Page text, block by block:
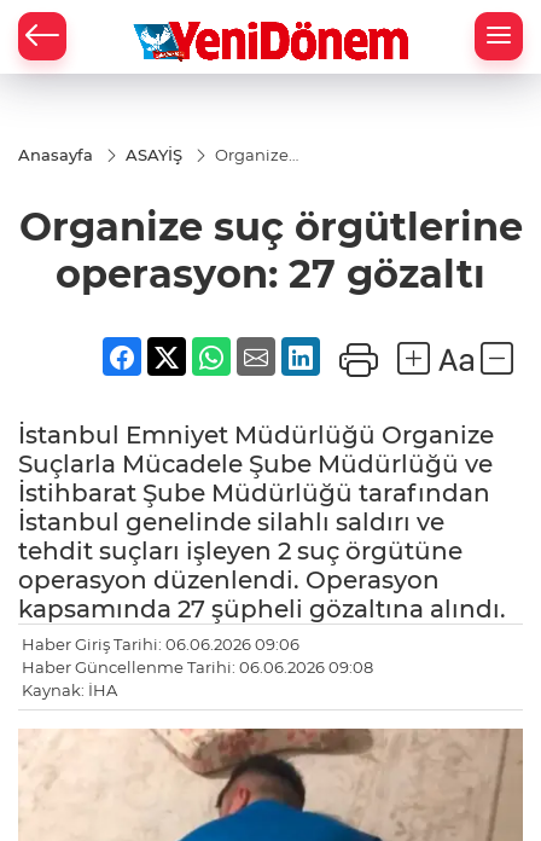
Anasayfa ASAYİŞ
Organize
27 gözaltı
Organize suç örgütlerine
operasyon: 27 gözaltı
İstanbul Emniyet Müdürlüğü Organize
Suçlarla Mücadele Şube Müdürlüğü ve
İstihbarat Şube Müdürlüğü tarafından
İstanbul genelinde silahlı saldırı ve
tehdit suçları işleyen 2 suç örgütüne
operasyon düzenlendi. Operasyon
kapsamında 27 şüpheli gözaltına alındı.
Haber Giriş Tarihi: 06.06.2026 09:06
Haber Güncellenme Tarihi: 06.06.2026 09:08
Kaynak: İHA